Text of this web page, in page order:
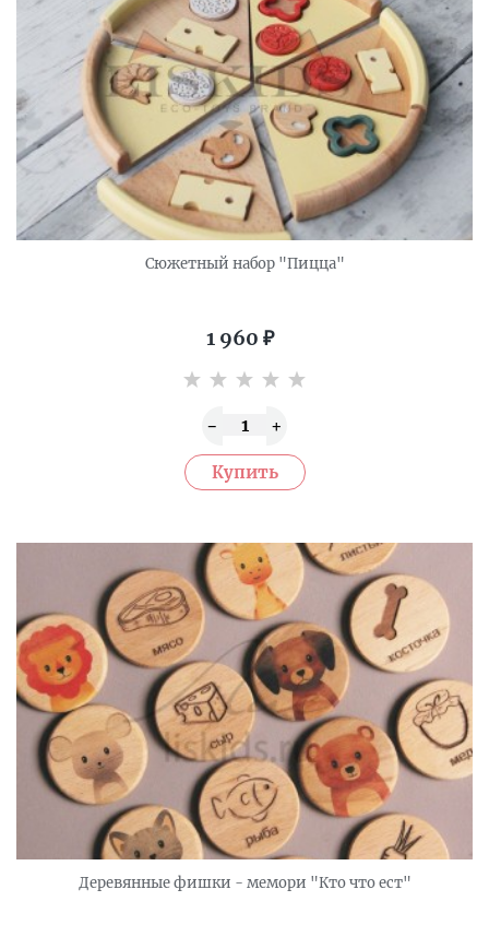
Сюжетный набор "Пицца"
1 960 ₽
Деревянные фишки - мемори "Кто что ест"